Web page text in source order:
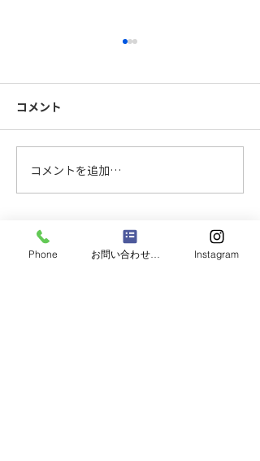
柱を大組中です
コメント
コメントを追加…
CONTACT
Phone お問い合わせフォーム Instagram